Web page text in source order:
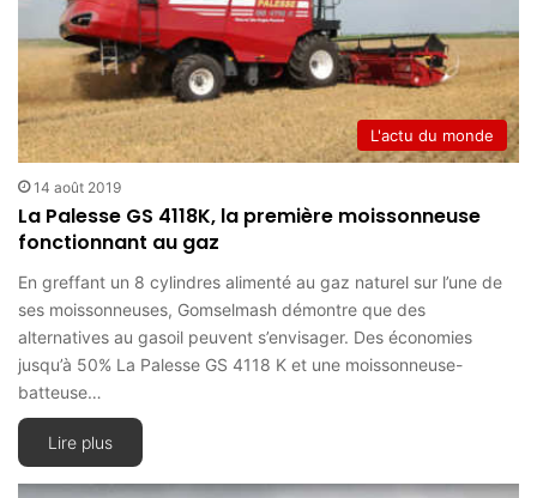
L'actu du monde
14 août 2019
La Palesse GS 4118K, la première moissonneuse
fonctionnant au gaz
En greffant un 8 cylindres alimenté au gaz naturel sur l’une de
ses moissonneuses, Gomselmash démontre que des
alternatives au gasoil peuvent s’envisager. Des économies
jusqu’à 50% La Palesse GS 4118 K et une moissonneuse-
batteuse…
Lire plus